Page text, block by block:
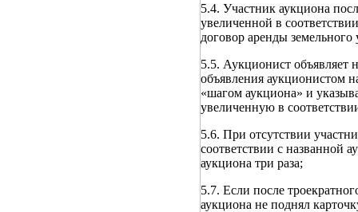
5.4. Участник аукциона
увеличенной в
договор аренды
5.5. Аукционист объявляет
объявления аукционистом
«шагом аукциона» и
увеличенную в
5.6. При отсутствии
соответствии с названной
аукциона три раза;
5.7. Если после
аукциона не поднял